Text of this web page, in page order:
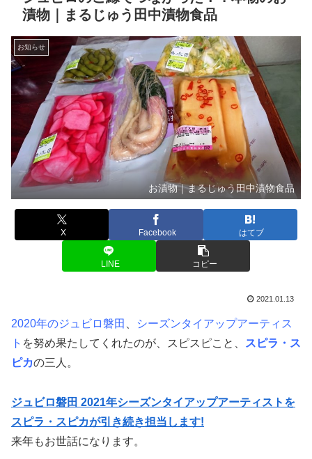
漬物｜まるじゅう田中漬物食品
お知らせ
お漬物｜まるじゅう田中漬物食品
X Facebook はてブ
LINE コピー
2021.01.13
2020年のジュビロ磐田
シーズンタイアップアーティス
ト を努め果たしてくれたのが、スピスピこと、
スピラ・ス
ピカの三人。
ジュビロ磐田 2021年シーズンタイアップアーティストを
スピラ・スピカが引き続き担当します!
来年もお世話になります。